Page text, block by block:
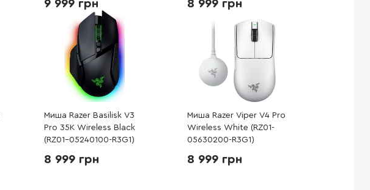
9 999 грн 8 999 грн
Миша Razer Basilisk V3
Pro 35K Wireless Black
(RZ01-05240100-R3G1)
8 999 грн
Миша Razer Viper V4 Pro
Wireless White (RZ01-
05630200-R3G1)
8 999 грн